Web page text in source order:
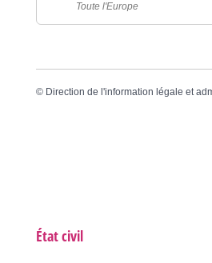
Toute l'Europe
© Direction de l'information légale et
État civil